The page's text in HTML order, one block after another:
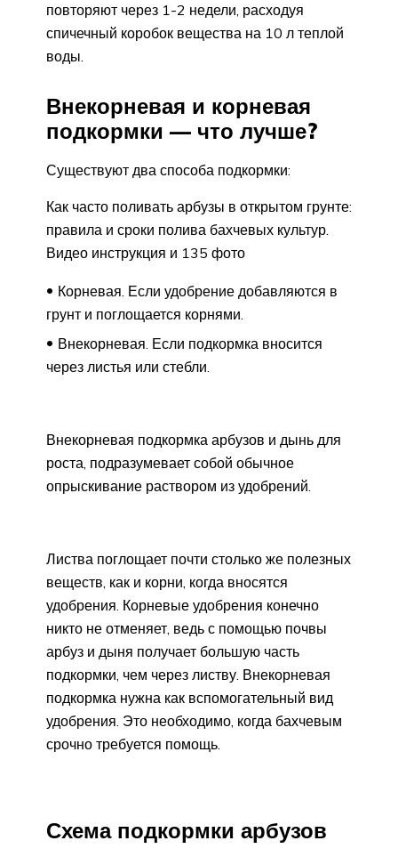
повторяют через 1-2 недели, расходуя
спичечный коробок вещества на 10 л теплой
воды.
Внекорневая и корневая
подкормки — что лучше?
Существуют два способа подкормки:
Как часто поливать арбузы в открытом грунте:
правила и сроки полива бахчевых культур.
Видео инструкция и 135 фото
Корневая. Если удобрение добавляются в
грунт и поглощается корнями.
Внекорневая. Если подкормка вносится
через листья или стебли.
Внекорневая подкормка арбузов и дынь для
роста, подразумевает собой обычное
опрыскивание раствором из удобрений.
Листва поглощает почти столько же полезных
веществ, как и корни, когда вносятся
удобрения. Корневые удобрения конечно
никто не отменяет, ведь с помощью почвы
арбуз и дыня получает большую часть
подкормки, чем через листву. Внекорневая
подкормка нужна как вспомогательный вид
удобрения. Это необходимо, когда бахчевым
срочно требуется помощь.
Схема подкормки арбузов